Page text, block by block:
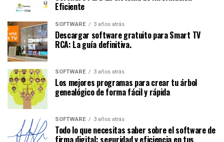
Eficiente
SOFTWARE 3 años atrás
Descargar software gratuito para Smart TV
RCA: La guía definitiva.
SOFTWARE 3 años atrás
Los mejores programas para crear tu árbol
genealógico de forma fácil y rápida
SOFTWARE 3 años atrás
Todo lo que necesitas saber sobre el software de
firma digital: seguridad y eficiencia en tus